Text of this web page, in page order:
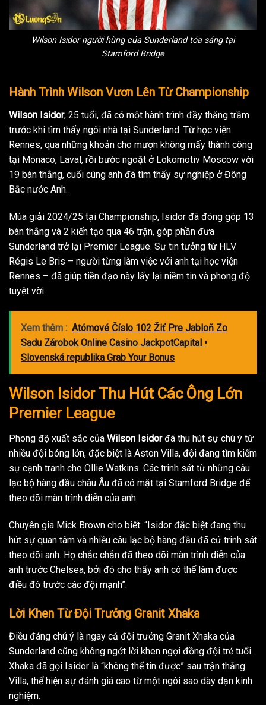
Wilson Isidor người hùng của Sunderland tỏa sáng tại
Stamford Bridge
Hành Trình Wilson Vươn Lên Từ Championship
Wilson Isidor, 25 tuổi, đã có một hành trình đầy thăng trầm
trước khi tìm thấy ngôi nhà tại Sunderland. Từ học viện
Rennes, qua những khoản cho mượn không mấy thành công
tại Monaco, Laval, rồi bước ngoặt ở Lokomotiv Moscow với
19 bàn thắng, cuối cùng anh đã tìm thấy sự nghiệp ở Đông
Bắc nước Anh.
Mùa giải 2024/25 tại Championship, Isidor đã đóng góp 13
bàn thắng và 2 kiến tạo qua 46 trận, góp phần đưa
Sunderland trở lại Premier League. Sự tin tưởng từ HLV
Régis Le Bris – người từng làm việc với anh tại học viện
Rennes – đã giúp tiền đạo này lấy lại niềm tin và phong độ
tuyệt vời.
Xem thêm : Atómové Číslo 102 Žiť Pre Jabloň Zo
Sadu Zárobok Online Casino JackpotCapital •
Slovenská republika Grab Your Bonus
Wilson Isidor Thu Hút Các Ông Lớn
Premier League
Phong độ xuất sắc của Wilson Isidorđã thu hút sự chú ý từ
nhiều đội bóng lớn, đặc biệt là Aston Villa, đội đang tìm kiếm
sự cạnh tranh cho Ollie Watkins. Các trinh sát từ những câu
lạc bộ hàng đầu châu Âu đã có mặt tại Stamford Bridge để
theo dõi màn trình diễn của anh.
Chuyên gia Mick Brown cho biết: “Isidor đặc biệt đang thu
hút sự quan tâm và nhiều câu lạc bộ hàng đầu đã cử trinh sát
theo dõi anh. Họ chắc chắn đã theo dõi màn trình diễn của
anh trước Chelsea, bởi đó cho thấy anh có thể làm được
điều đó trước các đội mạnh”.
Lời Khen Từ Đội Trưởng Granit Xhaka
Điều đáng chú ý là ngay cả đội trưởng Granit Xhaka của
Sunderland cũng không ngớt lời khen ngợi đồng đội trẻ tuổi.
Xhaka đã gọi Isidor là “không thể tin được” sau trận thắng
Villa, thể hiện sự đánh giá cao từ một ngôi sao dày dạn kinh
nghiệm.